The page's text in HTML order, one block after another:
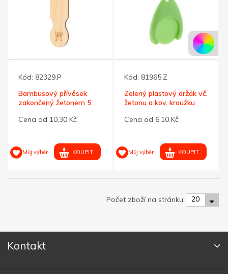
Kód: 82329.P
Bambusový přívěsek
zakončený žetonem 5
Cena od 10,30 Kč
Můj výběr KOUPIT
Kód: 81965.Z
Zelený plastový držák vč.
žetonu a kov. kroužku
Cena od 6,10 Kč
Můj výběr KOUPIT
Počet zboží na stránku: 20
Kontakt